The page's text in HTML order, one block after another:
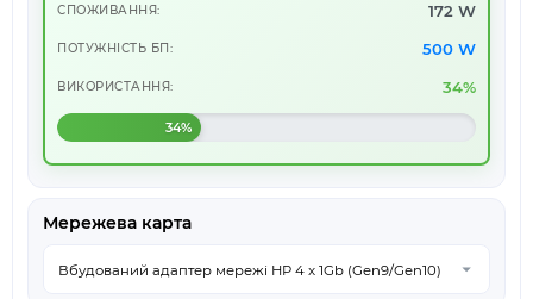
СПОЖИВАННЯ: 172 W
ПОТУЖНІСТЬ БП: 500 W
ВИКОРИСТАННЯ: 34%
34%
Мережева карта